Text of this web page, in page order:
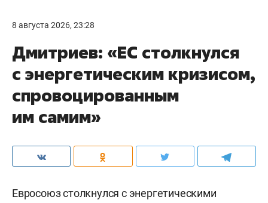
8 августа 2026, 23:28
Дмитриев: «ЕС столкнулся
с энергетическим кризисом,
спровоцированным
им самим»
Евросоюз столкнулся с энергетическими